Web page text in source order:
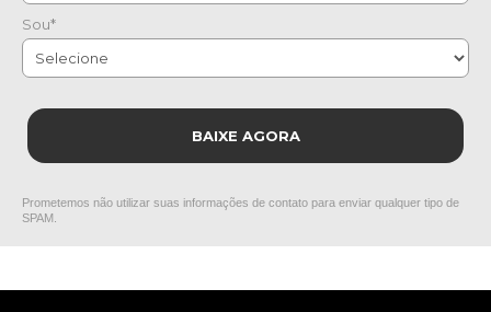
Sou*
BAIXE AGORA
Prometemos não utilizar suas informações de contato para enviar qualquer tipo de
SPAM.